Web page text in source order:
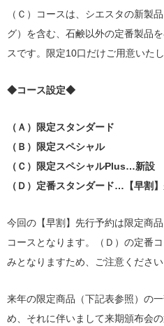
（Ｃ）コースは、シエスタの新製
グ）を含む、石鹸以外の定番製品
スです。限定10口だけご用意いたし
◆コース設定◆
（Ａ）限定スタンダード
（Ｂ）限定スペシャル
（Ｃ）限定スペシャルPlus…新設
（Ｄ）定番スタンダード…【早割
今回の【早割】先行予約は限定商
コースとなります。（Ｄ）の定番
みとなりますため、ご注意ください
来年の限定商品（下記表参照）の
め、それに伴いまして来期頒布会